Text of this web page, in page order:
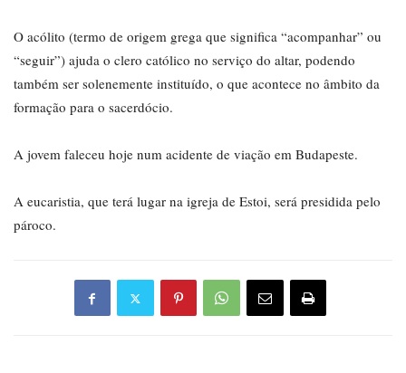
O acólito (termo de origem grega que significa “acompanhar” ou
“seguir”) ajuda o clero católico no serviço do altar, podendo
também ser solenemente instituído, o que acontece no âmbito da
formação para o sacerdócio.
A jovem faleceu hoje num acidente de viação em Budapeste.
A eucaristia, que terá lugar na igreja de Estoi, será presidida pelo
pároco.